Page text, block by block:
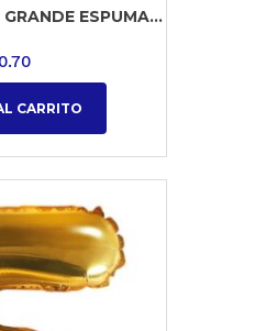
ESPUMA...
CARRITO